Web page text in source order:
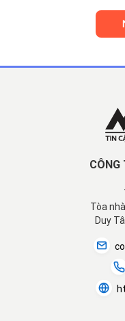
CÔNG
Tòa
Duy